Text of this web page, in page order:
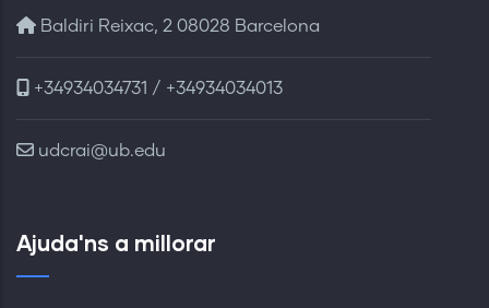
Baldiri Reixac, 2 08028 Barcelona
+34934034731 / +34934034013
udcrai@ub.edu
Ajuda'ns a millorar